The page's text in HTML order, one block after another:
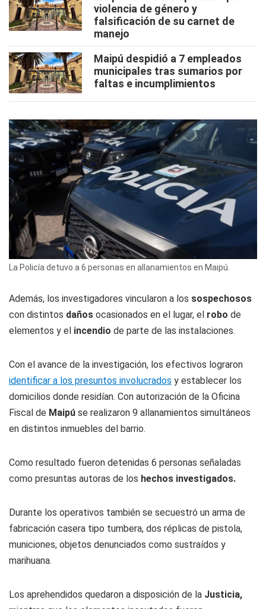
violencia de género y
falsificación de su carnet de
manejo
Maipú despidió a 7 empleados
municipales tras sumarios por
faltas e incumplimientos
La Policía detuvo a 6 personas en allanamientos en Maipú.
Además, los investigadores vincularon a los sospechosos
con distintos daños ocasionados en el lugar, el robo de
elementos y el incendio de parte de las instalaciones.
Con el avance de la investigación, los efectivos lograron
identificar a los presuntos involucrados y establecer los
domicilios donde residían. Con autorización de la Oficina
Fiscal de Maipú se realizaron 9 allanamientos simultáneos
en distintos inmuebles del barrio.
Como resultado fueron detenidas 6 personas señaladas
como presuntas autoras de los hechos investigados.
Durante los operativos también se secuestró un arma de
fabricación casera tipo tumbera, dos réplicas de pistola,
municiones, objetos denunciados como sustraídos y
marihuana.
Los aprehendidos quedaron a disposición de la Justicia,